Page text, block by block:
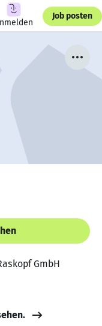
Job posten
GmbH